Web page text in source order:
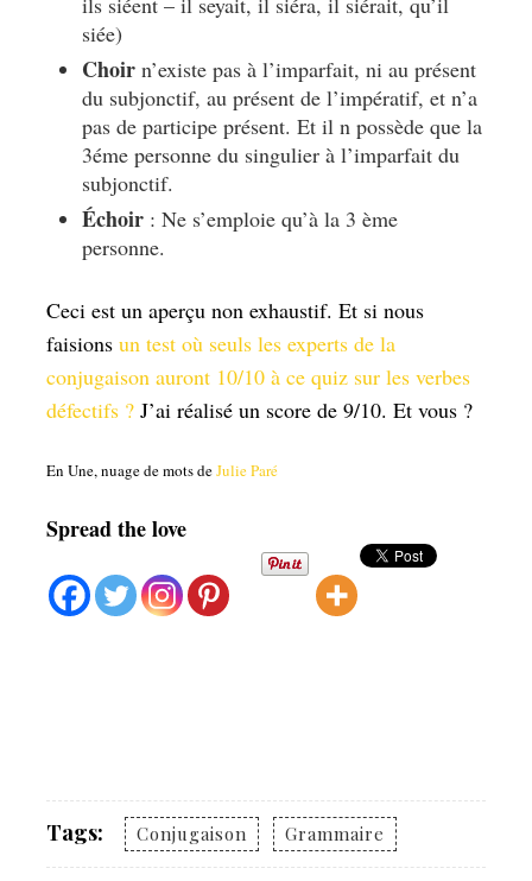
siée)
Choir n’existe pas à l’imparfait, ni au présent
du subjonctif, au présent de l’impératif, et n’a
pas de participe présent. Et il n possède que la
3éme personne du singulier à l’imparfait du
subjonctif.
Échoir : Ne s’emploie qu’à la 3 ème
personne.
Ceci est un aperçu non exhaustif. Et si nous
faisions un test où seuls les experts de la
conjugaison auront 10/10 à ce quiz sur les verbes
défectifs ? J’ai réalisé un score de 9/10. Et vous ?
En Une, nuage de mots deJulie Paré
Spread the love
Tags: Conjugaison Grammaire